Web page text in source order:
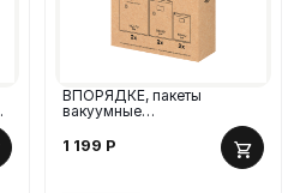
ВПОРЯДКЕ, пакеты
вакуумные
клапаном, 6 шт, 3 размера
1 199 Р